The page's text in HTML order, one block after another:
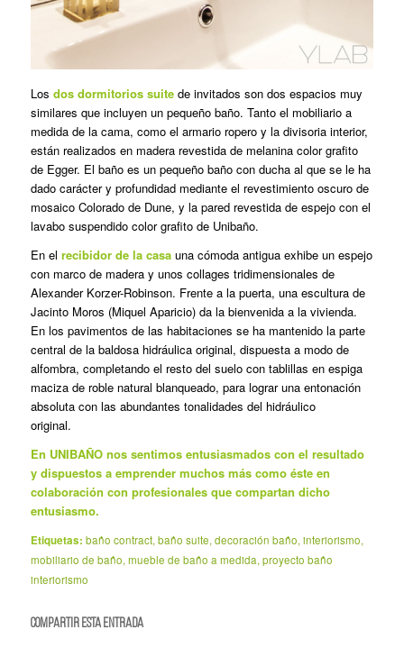
Los dos dormitorios suitede invitados son dos espacios muy
similares que incluyen un pequeño baño. Tanto el mobiliario a
medida de la cama, como el armario ropero y la divisoria interior,
están realizados en madera revestida de melanina color grafito
de Egger. El baño es un pequeño baño con ducha al que se le ha
dado carácter y profundidad mediante el revestimiento oscuro de
mosaico Colorado de Dune, y la pared revestida de espejo con el
lavabo suspendido color grafito de Unibaño.
En el recibidor de la casauna cómoda antigua exhibe un espejo
con marco de madera y unos collages tridimensionales de
Alexander Korzer-Robinson. Frente a la puerta, una escultura de
Jacinto Moros (Miquel Aparicio) da la bienvenida a la vivienda.
En los pavimentos de las habitaciones se ha mantenido la parte
central de la baldosa hidráulica original, dispuesta a modo de
alfombra, completando el resto del suelo con tablillas en espiga
maciza de roble natural blanqueado, para lograr una entonación
absoluta con las abundantes tonalidades del hidráulico
original.
En UNIBAÑO nos sentimos entusiasmados con el resultado
y dispuestos a emprender muchos más como éste en
colaboración con profesionales que compartan dicho
entusiasmo.
Etiquetas: baño contract, baño suite, decoración baño, interiorismo,
mobiliario de baño, mueble de baño a medida, proyecto baño
interiorismo
Compartir esta entrada